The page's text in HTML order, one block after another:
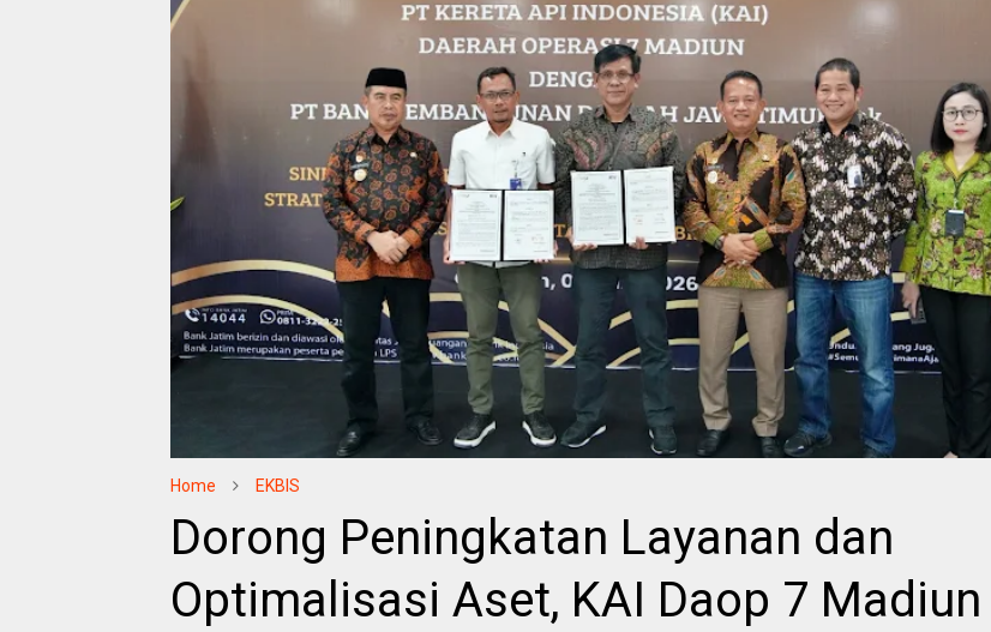
Home EKBIS
Dorong Peningkatan Layanan dan
Optimalisasi Aset, KAI Daop 7 Madiun